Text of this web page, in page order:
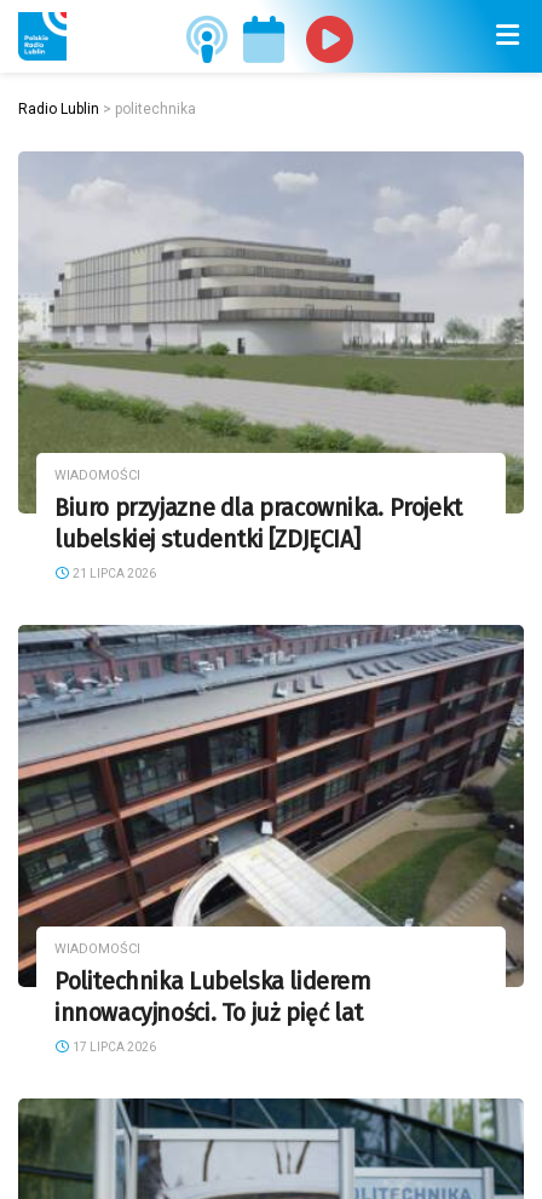
Radio Lublin > politechnika
WIADOMOŚCI
Biuro przyjazne dla pracownika. Projekt
lubelskiej studentki [ZDJĘCIA]
21 LIPCA 2026
WIADOMOŚCI
Politechnika Lubelska liderem
innowacyjności. To już pięć lat
17 LIPCA 2026